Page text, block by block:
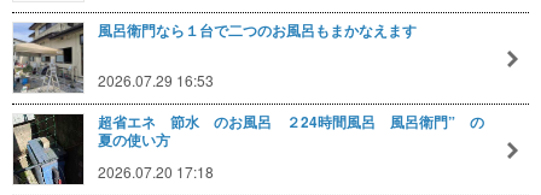
風呂衛門なら１台で二つのお風呂もまかなえます
2026.07.29 16:53
超省エネ 節水 のお風呂 ２24時間風呂 風呂衛門” の
夏の使い方
2026.07.20 17:18